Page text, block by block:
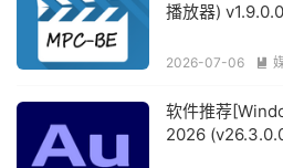
播放器)
2026-07-06 
软件推荐
2026